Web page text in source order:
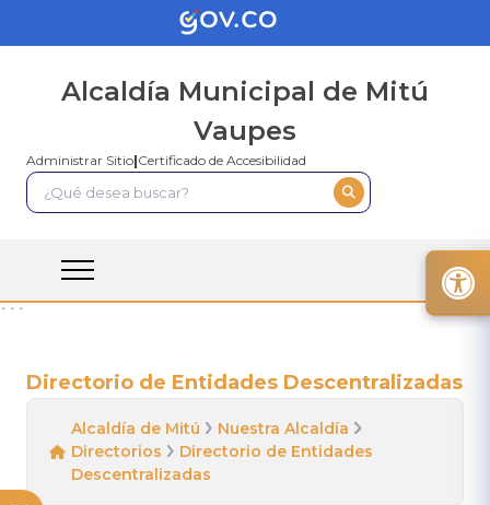
Alcaldía Municipal de Mitú
Vaupes
Administrar Sitio|Certificado de Accesibilidad
```
Directorio de Entidades Descentralizadas
Alcaldía de Mitú
Nuestra Alcaldía
Directorios
Directorio de Entidades
Descentralizadas